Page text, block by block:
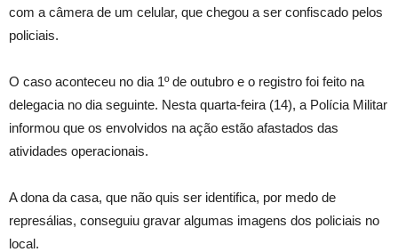
com a câmera de um celular, que chegou a ser confiscado pelos
policiais.
O caso aconteceu no dia 1º de outubro e o registro foi feito na
delegacia no dia seguinte. Nesta quarta-feira (14), a Polícia Militar
informou que os envolvidos na ação estão afastados das
atividades operacionais.
A dona da casa, que não quis ser identifica, por medo de
represálias, conseguiu gravar algumas imagens dos policiais no
local.